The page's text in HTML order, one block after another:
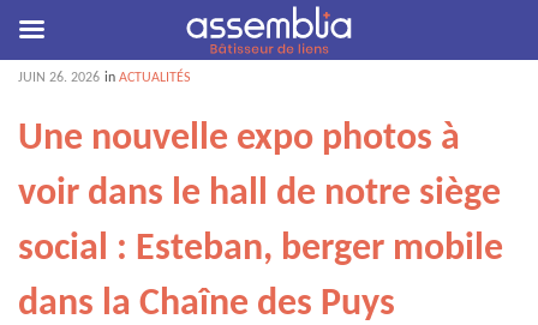
JUIN 26. 2026 inACTUALITÉS
Une nouvelle expo photos à
voir dans le hall de notre siège
social : Esteban, berger mobile
dans la Chaîne des Puys